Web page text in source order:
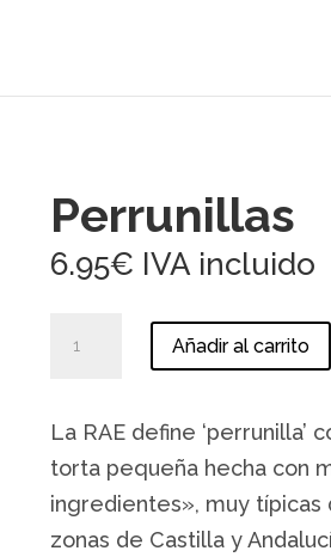
Perrunillas
6.95€ IVA incluido
cantidad
Añadir al carrito
La RAE define
torta pequeña hecha con
ingredientes», muy típicas
zonas de Castilla y